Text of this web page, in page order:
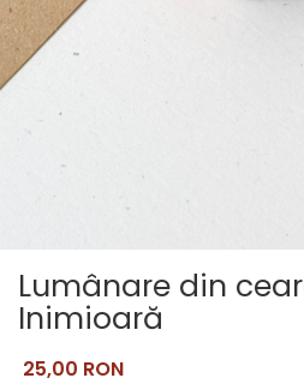
Pictate
Lumânare din
Inimioară
25,00 RON